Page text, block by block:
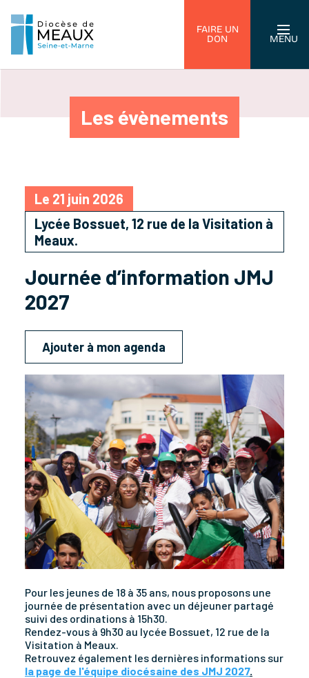
FAIRE UN
DON
MENU
Les évènements
Le 21 juin 2026
Lycée Bossuet, 12 rue de la Visitation à
Meaux.
Journée d’information JMJ
2027
Ajouter à mon agenda
Pour les jeunes de 18 à 35 ans, nous proposons une
journée de présentation avec un déjeuner partagé
suivi des ordinations à 15h30.
Rendez-vous à 9h30 au lycée Bossuet, 12 rue de la
Visitation à Meaux.
Retrouvez également les dernières informations sur
la page de l'équipe diocésaine des JMJ 2027.